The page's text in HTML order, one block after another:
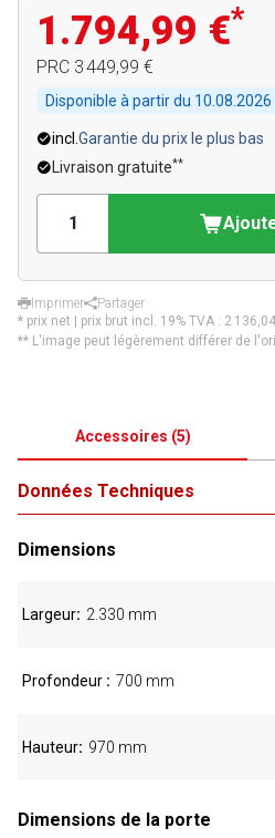
1.794,99 €*
PRC 3 449,99 €
Disponible à partir du 10.08.2026
incl. Garantie du prix le plus bas
Livraison gratuite**
Imprimer
Partager
* prix net | prix brut incl. 19% TVA : 2
** L'image peut légèrement différer de
Accessoires (5)
Données Techniques
Dimensions
Largeur 2.330 mm
Profondeur 700 mm
Hauteur 970 mm
Dimensions de la porte